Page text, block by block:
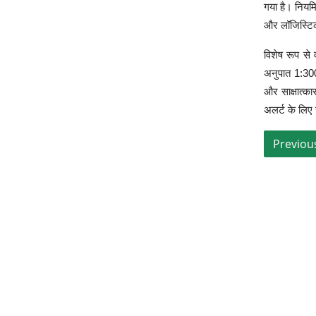
गया है।
और
विशेष रूप से
अनुपात
और
अलर्ट के लिए